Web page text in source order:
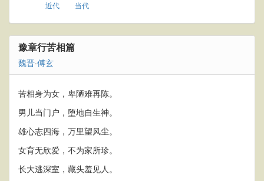
七夕节
中秋节 重阳节 田园
写雨
写风
思乡
爱情 饮酒
庾信
贾岛
白居易
苏轼 李清照 韩愈
刘禹锡
梅尧臣
苏辙 皮日休 叶茵
近代
当代
豫章行苦相篇
魏晋·傅玄
苦相身为女，卑陋难再陈。
男儿当门户，堕地自生神。
雄心志四海，万里望风尘。
女育无欣爱，不为家所珍。
长大逃深室，藏头羞见人。